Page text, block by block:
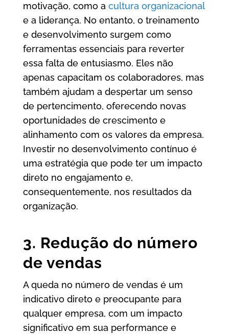
motivação, como a cultura organizacional
e a liderança. No entanto, o treinamento
e desenvolvimento surgem como
ferramentas essenciais para reverter
essa falta de entusiasmo. Eles não
apenas capacitam os colaboradores, mas
também ajudam a despertar um senso
de pertencimento, oferecendo novas
oportunidades de crescimento e
alinhamento com os valores da empresa.
Investir no desenvolvimento contínuo é
uma estratégia que pode ter um impacto
direto no engajamento e,
consequentemente, nos resultados da
organização.
3. Redução do número
de vendas
A queda no número de vendas é um
indicativo direto e preocupante para
qualquer empresa, com um impacto
significativo em sua performance e